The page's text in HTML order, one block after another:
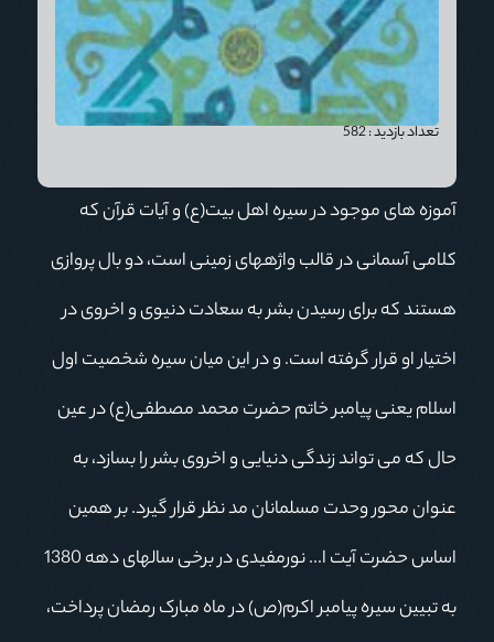
آموزه های موجود در سیره اهل بیت(ع) و آیات قرآن که
کلامی آسمانی در قالب واژه‏های زمینی است، دو بال پروازی
هستند که برای رسیدن بشر به سعادت دنیوی و اخروی در
اختیار او قرار گرفته است. و در این میان سیره شخصیت اول
اسلام یعنی پیامبر خاتم حضرت محمد مصطفی(ع) در عین
حال که می تواند زندگی دنیایی و اخروی بشر را بسازد، به
عنوان محور وحدت مسلمانان مد نظر قرار گیرد. بر همین
اساس حضرت آیت ا... نورمفیدی در برخی سالهای دهه 1380
به تبیین سیره پیامبر اکرم(ص) در ماه مبارک رمضان پرداخت،
تاریخ انتشار :1400
ناشر :بوستان کتاب
تعداد بازدید :582